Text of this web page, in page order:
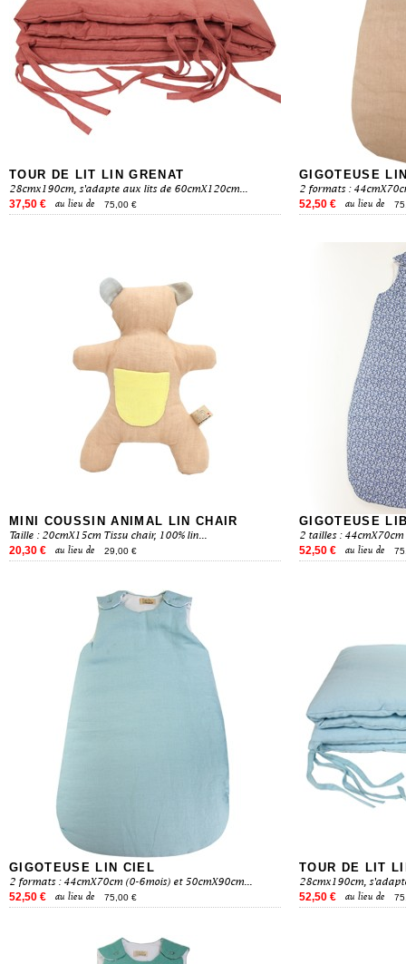
TOUR DE LIT LIN GRENAT
28cmx190cm, s'adapte aux lits de 60cmX120cm...
37,50 €
au lieu de 75,00 €
GIGOTEUSE
2 formats :
52,50 €
au lieu de
MINI COUSSIN ANIMAL LIN CHAIR
Taille : 20cmX15cm Tissu chair, 100% lin...
20,30 €
au lieu de 29,00 €
GIGOTEUSE
2 tailles :
52,50 €
au lieu de
GIGOTEUSE LIN CIEL
2 formats : 44cmX70cm (0-6mois) et 50cmX90cm...
52,50 €
au lieu de 75,00 €
TOUR DE LIT
28cmx190cm,
52,50 €
au lieu de